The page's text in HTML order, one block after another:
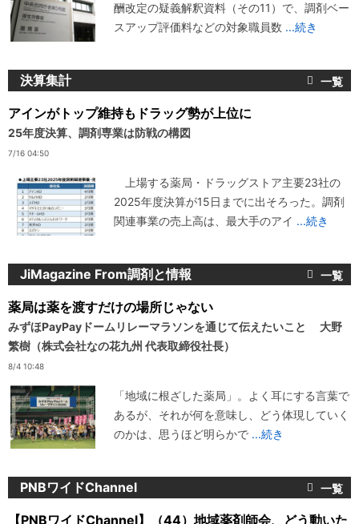
酬改定の疑義解釈資料（その11）で、調剤ベー
スアップ評価料などの対象職員数 ...続き
決算集計
アインがトップ維持もドラッグ勢が上位に
25年度決算、調剤専業は防戦の構図
7/16 04:50
上場する薬局・ドラッグストア主要23社の
2025年度決算が15日までに出そろった。調剤
関連事業の売上高は、最大手のアイ ...続き
JiMagazine From調剤と情報
薬局は薬を渡すだけの場所じゃない
みずほPayPayドームリレーマラソンを通じて伝えたいこと 大野
繁樹（株式会社なの花九州 代表取締役社長）
8/4 10:48
「地域に根ざした薬局」。よく耳にする言葉で
あるが、それが何を意味し、どう体現していく
のかは、思うほど明らかで ...続き
PNBワイドChannel
【PNBワイドChannel】（44）地域薬剤師会、どう動いた